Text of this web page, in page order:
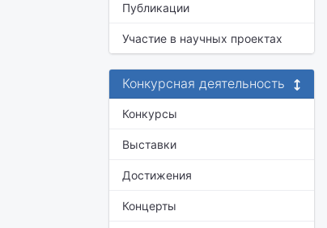
Публикации
Участие в научных проектах
Конкурсная деятельность
Конкурсы
Выставки
Достижения
Концерты